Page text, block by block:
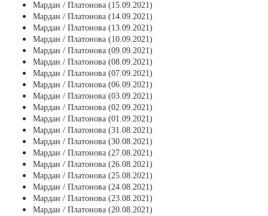
Мардан / Платонова (15.09.2021)
Мардан / Платонова (14.09.2021)
Мардан / Платонова (13.09.2021)
Мардан / Платонова (10.09.2021)
Мардан / Платонова (09.09.2021)
Мардан / Платонова (08.09.2021)
Мардан / Платонова (07.09.2021)
Мардан / Платонова (06.09.2021)
Мардан / Платонова (03.09.2021)
Мардан / Платонова (02.09.2021)
Мардан / Платонова (01.09.2021)
Мардан / Платонова (31.08.2021)
Мардан / Платонова (30.08.2021)
Мардан / Платонова (27.08.2021)
Мардан / Платонова (26.08.2021)
Мардан / Платонова (25.08.2021)
Мардан / Платонова (24.08.2021)
Мардан / Платонова (23.08.2021)
Мардан / Платонова (20.08.2021)